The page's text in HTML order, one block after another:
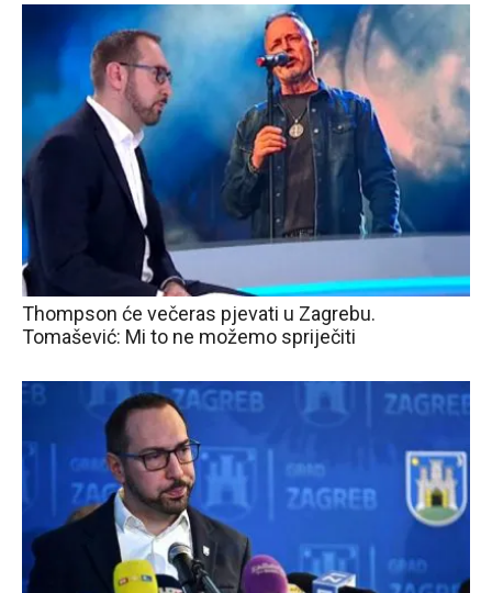
Thompson će večeras pjevati u Zagrebu.
Tomašević: Mi to ne možemo spriječiti